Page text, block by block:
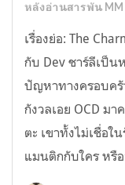
หลังอ่านสารพัน MM
เรื่องย่อ: The
กับ Dev ชาร์ลีเป็น
ปัญหาทางครอบครั
กังวลเอย OCD ม
ตะ เขาทั้งไม่เชื่อใ
แมนติกกับใคร หรือ